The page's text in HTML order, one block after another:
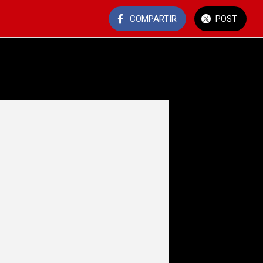
COMPARTIR POST